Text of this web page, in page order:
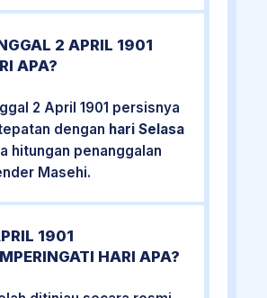
2 APRIL 1901
APA?
2 April 1901 persisnya
dengan hari Selasa
hitungan penanggalan
Masehi.
1901
HARI APA?